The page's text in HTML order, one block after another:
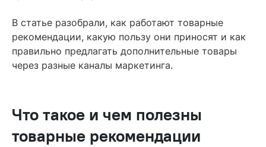
3 ошибки при настройке товарных рекомендаций
Подведем итоги
Читайте также
В статье разобрали, как работают товарные
рекомендации, какую пользу они приносят и как
правильно предлагать дополнительные товары
через разные каналы маркетинга.
Что такое и чем полезны
товарные рекомендации